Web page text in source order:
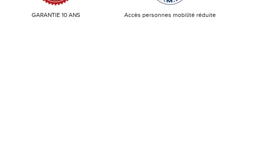
GARANTIE 10 ANS Accès personnes mobilité réduite